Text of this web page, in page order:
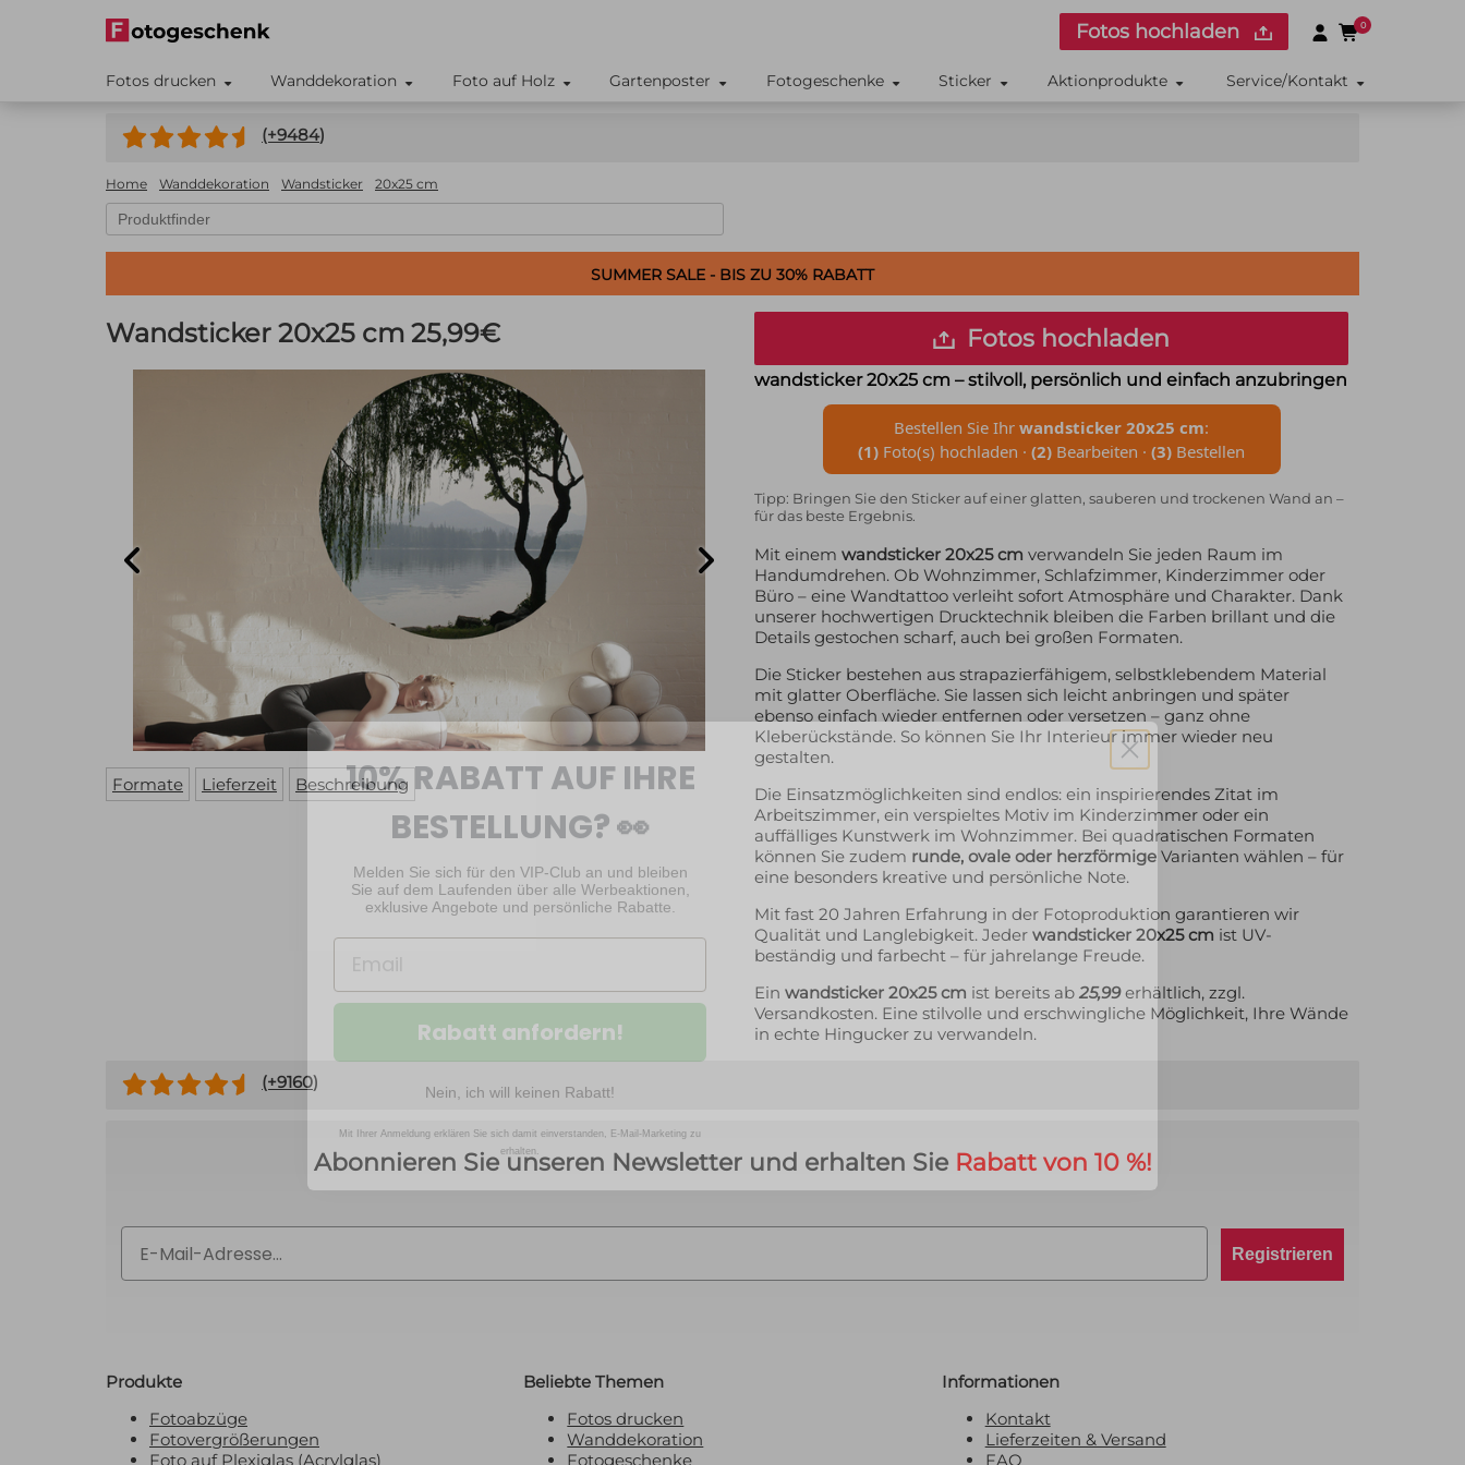
Fotos hochladen 0
Fotos drucken Wanddekoration Foto auf Holz Gartenposter Fotogeschenke Sticker Aktionprodukte Service/Kontakt
(+9484)
Home Wanddekoration Wandsticker 20x25 cm
SUMMER SALE - BIS ZU 30% RABATT
Wandsticker 20x25 cm 25,99€
Formate Lieferzeit Beschreibung
Fotos hochladen
wandsticker 20x25 cm – stilvoll, persönlich und einfach anzubringen
Bestellen Sie Ihr wandsticker 20x25 cm:
(1) Foto(s) hochladen · (2) Bearbeiten · (3) Bestellen
Tipp: Bringen Sie den Sticker auf einer glatten, sauberen und trockenen Wand an –
für das beste Ergebnis.
Mit einem wandsticker 20x25 cm verwandeln Sie jeden Raum im
Handumdrehen. Ob Wohnzimmer, Schlafzimmer, Kinderzimmer oder
Büro – eine Wandtattoo verleiht sofort Atmosphäre und Charakter. Dank
unserer hochwertigen Drucktechnik bleiben die Farben brillant und die
Details gestochen scharf, auch bei großen Formaten.
Die Sticker bestehen aus strapazierfähigem, selbstklebendem Material
mit glatter Oberfläche. Sie lassen sich leicht anbringen und später
ebenso einfach wieder entfernen oder versetzen – ganz ohne
Kleberückstände. So können Sie Ihr Interieur immer wieder neu
gestalten.
Die Einsatzmöglichkeiten sind endlos: ein inspirierendes Zitat im
Arbeitszimmer, ein verspieltes Motiv im Kinderzimmer oder ein
auffälliges Kunstwerk im Wohnzimmer. Bei quadratischen Formaten
können Sie zudem runde, ovale oder herzförmige Varianten wählen – für
eine besonders kreative und persönliche Note.
Mit fast 20 Jahren Erfahrung in der Fotoproduktion garantieren wir
Qualität und Langlebigkeit. Jeder wandsticker 20x25 cm ist UV-
beständig und farbecht – für jahrelange Freude.
Ein wandsticker 20x25 cm ist bereits ab 25,99erhältlich, zzgl.
Versandkosten. Eine stilvolle und erschwingliche Möglichkeit, Ihre Wände
in echte Hingucker zu verwandeln.
(+9160)
Abonnieren Sie unseren Newsletter und erhalten Sie Rabatt von 10 %!
Registrieren
Produkte
Fotoabzüge
Fotovergrößerungen
Foto auf Plexiglas (Acrylglas)
Beliebte Themen
Fotos drucken
Wanddekoration
Fotogeschenke
Informationen
Kontakt
Lieferzeiten & Versand
FAQ
10% RABATT AUF IHRE
BESTELLUNG? 👀
Melden Sie sich für den VIP-Club an und bleiben
exklusive Angebote und persönliche Rabatte.
Rabatt anfordern!
Nein, ich will keinen Rabatt!
Mit Ihrer Anmeldung erklären Sie sich damit einverstanden, E-Mail-Marketing zu